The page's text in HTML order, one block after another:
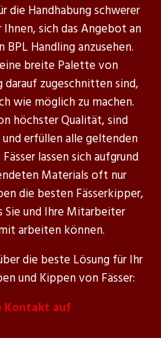
die Handhabung schwerer
sich das Angebot an
Handling anzusehen.
breite Palette von
zugeschnitten sind,
wie möglich zu machen.
höchster Qualität, sind
erfüllen alle geltenden
lassen sich aufgrund
Materials oft nur
die besten Fässerkipper,
Sie und Ihre Mitarbeiter
arbeiten können.
die beste Lösung für Ihr
und Kippen von Fässer:
Kontakt auf